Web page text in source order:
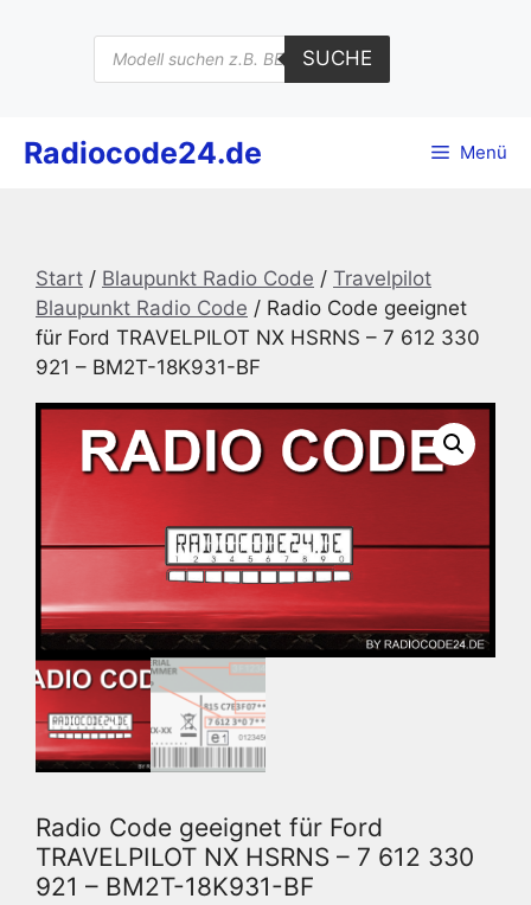
Products
search
SUCHE
Radiocode24.de Menü
Start / Blaupunkt Radio Code / Travelpilot
Blaupunkt Radio Code / Radio Code geeignet
für Ford TRAVELPILOT NX HSRNS – 7 612 330
921 – BM2T-18K931-BF
Radio Code geeignet für Ford
TRAVELPILOT NX HSRNS – 7 612 330
921 – BM2T-18K931-BF